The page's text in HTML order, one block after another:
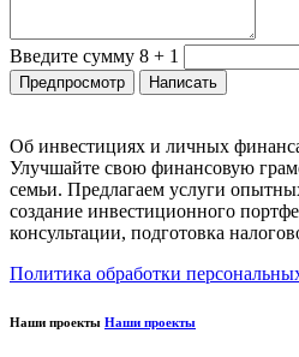
Введите сумму 8 + 1
Об инвестициях и личных
Улучшайте свою финансовую
семьи. Предлагаем услуги
создание инвестиционного
консультации, подготовка
Политика обработки
Наши проекты Наши проекты